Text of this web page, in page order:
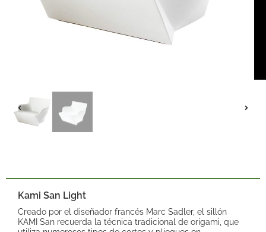
Kami San Light
Creado por el diseñador francés Marc Sadler, el sillón
KAMI San recuerda la técnica tradicional de origami, que